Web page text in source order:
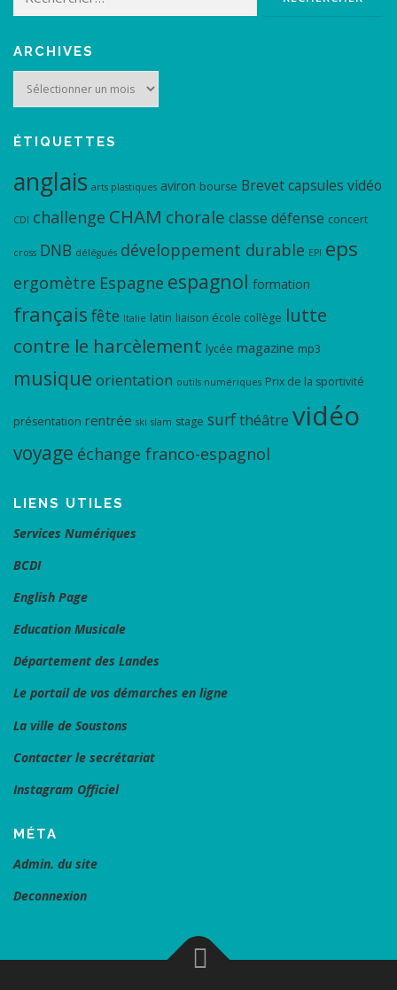
ARCHIVES
Archives
ÉTIQUETTES
anglais arts plastiques aviron bourse Brevetcapsules vidéo
CDI challenge CHAM chorale classe défense concert
cross DNB délégués développement durable EPI eps
ergomètre Espagne espagnol formation
français fête Italie latin liaison école collège lutte
contre le harcèlement lycée magazine mp3
musique orientation outils numériques Prix de la sportivité
présentation rentrée ski slam stage surfthéâtre vidéo
voyage échange franco-espagnol
LIENS UTILES
Services Numériques
BCDI
English Page
Education Musicale
Département des Landes
Le portail de vos démarches en ligne
La ville de Soustons
Contacter le secrétariat
Instagram Officiel
MÉTA
Admin. du site
Deconnexion